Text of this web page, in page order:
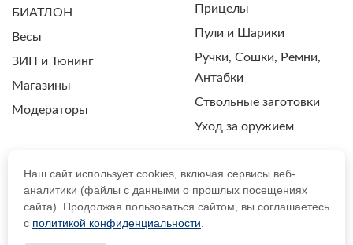
БИАТЛОН
Весы
ЗИП и Тюнинг
Магазины
Модераторы
Прицелы
Пули и Шарики
Ручки, Сошки, Ремни,
Антабки
Ствольные заготовки
Уход за оружием
ПОЛИТИКА КОНФИДЕНЦИАЛЬНОСТИ
Наш сайт использует cookies, включая сервисы веб-
аналитики (файлы с данными о прошлых посещениях
сайта). Продолжая пользоваться сайтом, вы соглашаетесь
с политикой конфиденциальности